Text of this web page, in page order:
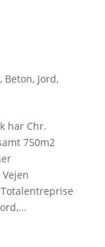
, Beton, Jord,
har Chr.
750m2